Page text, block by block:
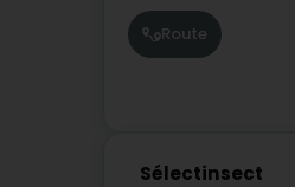
Route
Sélectinsect